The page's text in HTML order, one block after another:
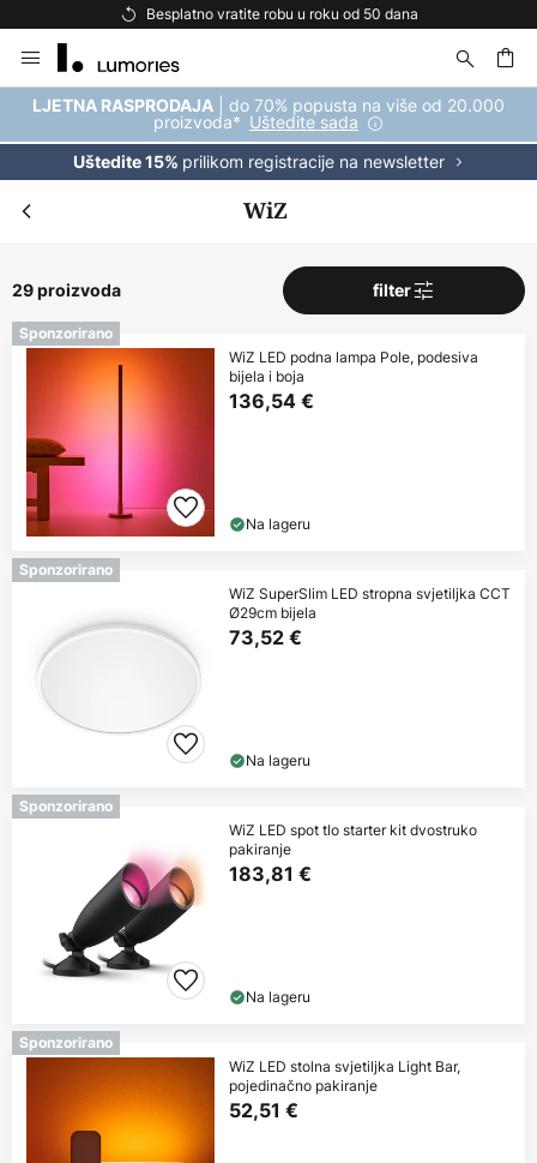
Besplatna dostava za kupnju iznad 69 €
to
Content
LJETNA RASPRODAJA | do 70% popusta na više od 20.000
proizvoda* Uštedite sada
Uštedite 15% prilikom registracije na newsletter
WiZ
29 proizvoda filter
Sponzorirano
WiZ LED podna lampa Pole, podesiva
bijela i boja
136,54 €
Na lageru
Sponzorirano
WiZ SuperSlim LED stropna svjetiljka CCT
Ø29cm bijela
73,52 €
Na lageru
Sponzorirano
WiZ LED spot tlo starter kit dvostruko
pakiranje
183,81 €
Na lageru
Sponzorirano
WiZ LED stolna svjetiljka Light Bar,
pojedinačno pakiranje
52,51 €